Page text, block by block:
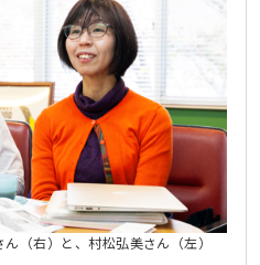
（右）と、村松弘美さん（左）